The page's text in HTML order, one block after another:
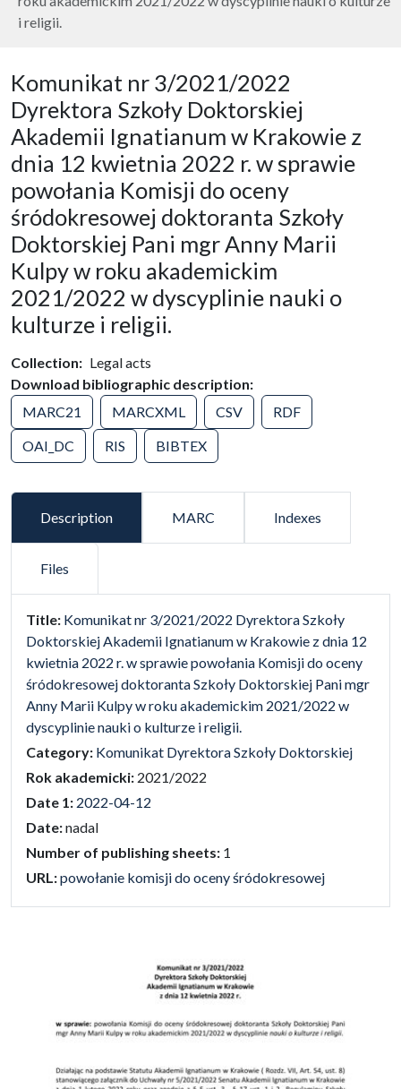
i religii.
Komunikat nr 3/2021/2022
Dyrektora Szkoły Doktorskiej
Akademii Ignatianum w Krakowie z
dnia 12 kwietnia 2022 r. w sprawie
powołania Komisji do oceny
śródokresowej doktoranta Szkoły
Doktorskiej Pani mgr Anny Marii
Kulpy w roku akademickim
2021/2022 w dyscyplinie nauki o
kulturze i religii.
Collection
Legal acts
Download bibliographic description
MARC21
MARCXML CSV
RDF
OAI_DC
RIS BIBTEX
Description MARC Indexes
Files
false
Title: Komunikat nr 3/2021/2022 Dyrektora Szkoły
Doktorskiej Akademii Ignatianum w Krakowie z dnia 12
kwietnia 2022 r. w sprawie powołania Komisji do oceny
śródokresowej doktoranta Szkoły Doktorskiej Pani mgr
Anny Marii Kulpy w roku akademickim 2021/2022 w
dyscyplinie nauki o kulturze i religii.
Category: Komunikat Dyrektora Szkoły Doktorskiej
Rok akademicki: 2021/2022
Date 1: 2022-04-12
Date:nadal
Number of publishing sheets: 1
URL:powołanie komisji do oceny śródokresowej